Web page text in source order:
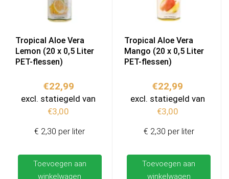
Tropical Aloe Vera
Lemon (20 x 0,5 Liter
PET-flessen)
€22,99
excl. statiegeld van
€3,00
Toevoegen aan
winkelwagen
€ 2,30 per liter
Tropical Aloe Vera
Mango (20 x 0,5 Liter
PET-flessen)
€22,99
excl. statiegeld van
€3,00
Toevoegen aan
winkelwagen
€ 2,30 per liter